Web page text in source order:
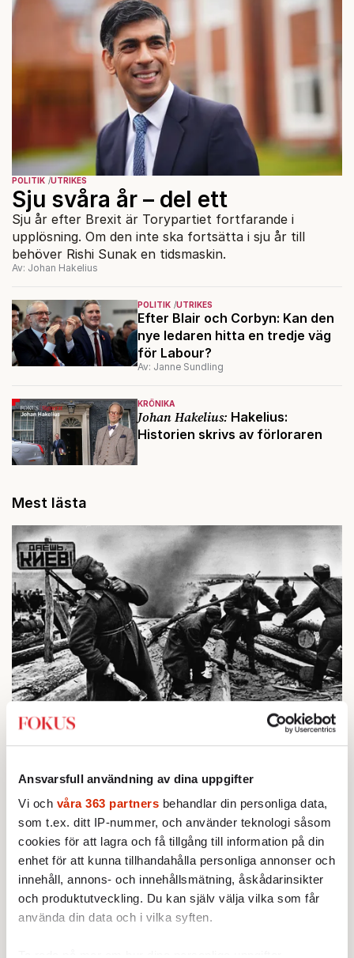
Ansvarsfull användning av dina uppgifter
Vi och våra 363 partners behandlar din personliga data,
som t.ex. ditt IP-nummer, och använder teknologi såsom
cookies för att lagra och få tillgång till information på din
enhet för att kunna tillhandahålla personliga annonser och
innehåll, annons- och innehållsmätning, åskådarinsikter
och produktutveckling. Du kan själv välja vilka som får
använda din data och i vilka syften.
POLITIK UTRIKES
Efter Blair och Corbyn: Kan den
nye ledaren hitta en tredje väg
för Labour?
Av: Janne Sundling
KRÖNIKA
Johan Hakelius: Hakelius:
Historien skrivs av förloraren
POLITIK UTRIKES
Sju svåra år – del ett
Sju år efter Brexit är Torypartiet fortfarande i
upplösning. Om den inte ska fortsätta i sju år till
behöver Rishi Sunak en tidsmaskin.
Av: Johan Hakelius
Mest lästa
1.Den röda tråden som brast
franska civilisationen
STICKET
3.Bitte Assarmo: Sagan om den lågbegåvade
ursprungsbefolkningen i Filipstad
KRÖNIKA
4.Nina Lekander:På ”Kommunisthögskolan” drömde
alla om att vara arbetarklass
5.Vattenbristen är här – men var femte liter läcker
ut